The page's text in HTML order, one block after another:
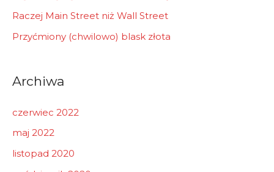
Raczej Main Street niż Wall Street
Przyćmiony (chwilowo) blask złota
Archiwa
czerwiec 2022
maj 2022
listopad 2020